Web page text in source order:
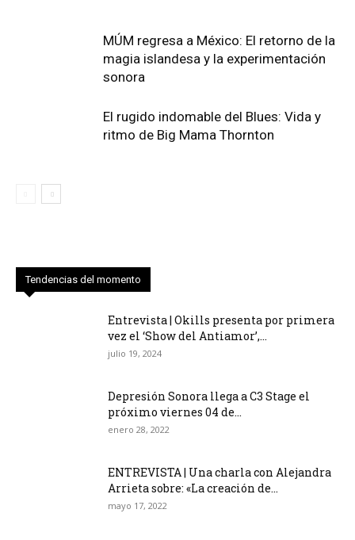
MÚM regresa a México: El retorno de la
magia islandesa y la experimentación
sonora
El rugido indomable del Blues: Vida y
ritmo de Big Mama Thornton
Tendencias del momento
Entrevista | Okills presenta por primera
vez el ‘Show del Antiamor’,...
julio 19, 2024
Depresión Sonora llega a C3 Stage el
próximo viernes 04 de...
enero 28, 2022
ENTREVISTA | Una charla con Alejandra
Arrieta sobre: «La creación de...
mayo 17, 2022